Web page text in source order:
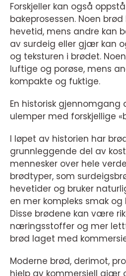
Forskjeller kan også
bakeprosessen. Noen
hevetid, mens andre kan
av surdeig eller gjær kan
og teksturen i brødet.
luftige og porøse, mens
kompakte og fuktige.
En historisk gjennomgang
ulemper med forskjellige
I løpet av historien har
grunnleggende del av
mennesker over hele
brødtyper, som
hevetider og bruker
en mer kompleks smak
Disse brødene kan være
næringsstoffer og mer
brød laget med
Moderne brød, derimot,